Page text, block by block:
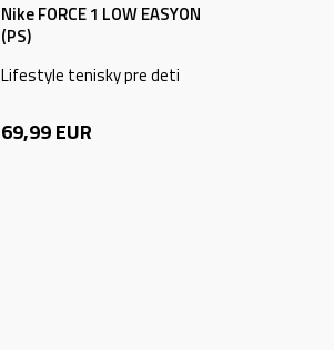
Nike FORCE 1 LOW EASYON
(PS)
Lifestyle tenisky pre deti
69,99EUR